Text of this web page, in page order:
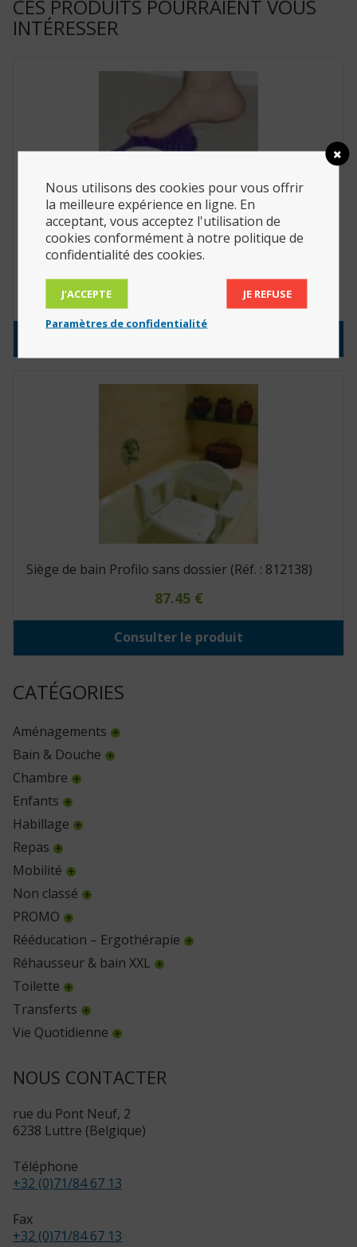
CATÉGORIES
Aménagements
Bain & Douche
Chambre
Enfants
Habillage
Repas
Mobilité
Non classé
PROMO
Rééducation – Ergothérapie
Réhausseur & bain XXL
Toilette
Transferts
Vie Quotidienne
NOUS CONTACTER
rue du Pont Neuf, 2
6238 Luttre (Belgique)
Téléphone
+32 (0)71/84 67 13
Fax
+32 (0)71/84 67 13
CES PRODUITS POURRAIENT VOUS
INTÉRESSER
Lave-pied moussant avec pierre ponce (Réf. :
Siège de bain Profilo sans dossier (Réf. : 812138)
87.45 €
Consulter le produit
Nous utilisons des cookies pour vous offrir
la meilleure expérience en ligne. En
acceptant, vous acceptez l'utilisation de
cookies conformément à notre politique de
confidentialité des cookies.
J’ACCEPTE JE REFUSE
Paramètres de confidentialité